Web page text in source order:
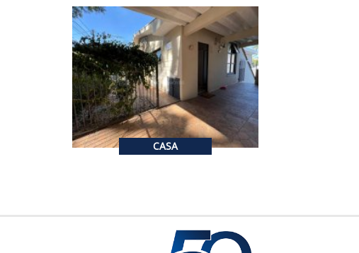
CASA
R$ 1.300.000,00 VENDA
R$ 8.000,00 ALUGUEL
3 2
176.55
m²